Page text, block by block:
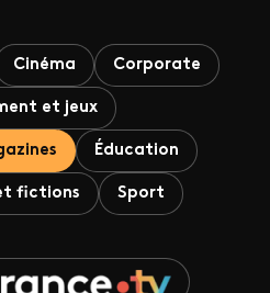
Cinéma Corporate
et jeux
Éducation
fictions Sport